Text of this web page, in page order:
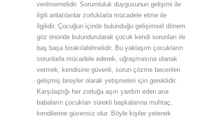
verilmemelidir. Sorumluluk duygusunun gelişimi ile
ilgili anlatılanlar zorluklarla mücadele etme ile
ilgilidir. Çocuğun içinde bulunduğu gelişimsel dönem
göz önünde bulundurularak çocuk kendi sorunları ile
baş başa bırakılabilmelidir. Bu yaklaşım çocukların
sorunlarla mücadele ederek, uğraşmasına olanak
vermek, kendisine güvenli, sorun çözme becerileri
gelişmiş bireyler olarak yetişmeleri için gereklidir.
Karşılaştığı her zorluğa aşırı yardım eden ana
babaların çocukları sürekli başkalarına muhtaç,
kendilerine güvensiz olur. Böyle kişiler yetenek